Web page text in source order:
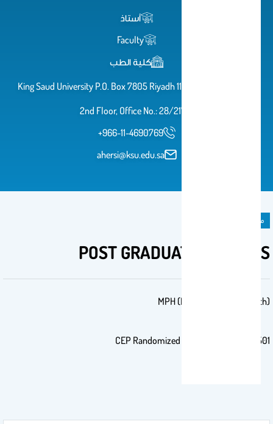
أستاذ
Faculty
كلية الطب
King Saud University P.O. Box 7805 Riyadh 11472 OPD Building,
2nd Floor, Office No.: 28/217
+966-11-4690769
ahersi@ksu.edu.sa
مادة دراسية
POST GRADUATE COURSES
MPH (Master of Public Health)
501 CEP Randomized Clinical Trial Course